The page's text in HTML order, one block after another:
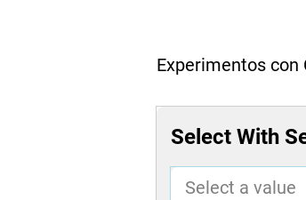
Experimentos con
Select With
Select a value